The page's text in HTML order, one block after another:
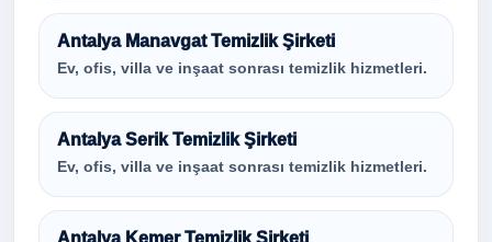
Antalya Manavgat Temizlik Şirketi
Ev, ofis, villa ve inşaat sonrası temizlik hizmetleri.
Antalya Serik Temizlik Şirketi
Ev, ofis, villa ve inşaat sonrası temizlik hizmetleri.
Antalya Kemer Temizlik Şirketi